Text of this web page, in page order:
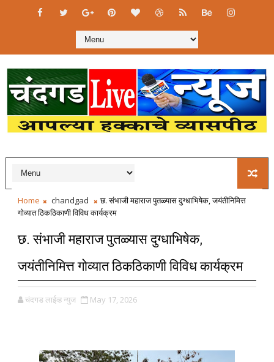
Home chandgad
छ. संभाजी महाराज पुतळ्यास दुग्धाभिषेक, जयंतीनिमित्त
गोव्यात ठिकठिकाणी विविध कार्यक्रम
छ. संभाजी महाराज पुतळ्यास दुग्धाभिषेक,
जयंतीनिमित्त गोव्यात ठिकठिकाणी विविध कार्यक्रम
चंदगड लाईव्ह न्युज May 17, 2026